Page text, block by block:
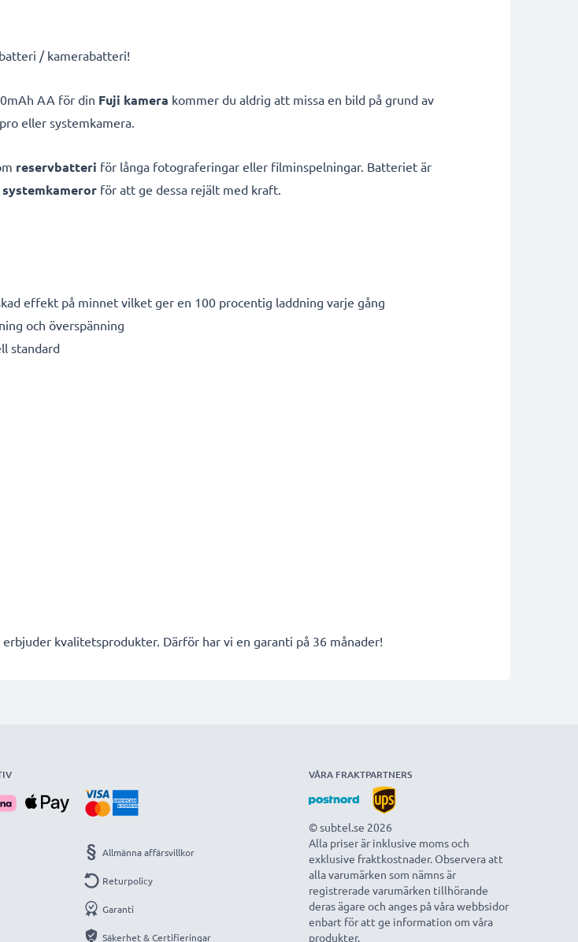
/ kamerabatteri!
AA för din Fuji kamera kommer du aldrig att missa en bild på grund av
eller systemkamera.
reservbatteri för långa fotograferingar eller filminspelningar. Batteriet är
för att ge dessa rejält med kraft.
effekt på minnet vilket ger en 100 procentig laddning varje gång
och överspänning
standard
kvalitetsprodukter. Därför har vi en garanti på 36 månader!
Allmänna affärsvillkor
Returpolicy
Garanti
Säkerhet & Certifieringar
VÅRA FRAKTPARTNERS
© subtel.se 2026
Alla priser är inklusive moms och
exklusive fraktkostnader. Observera att
alla varumärken som nämns är
registrerade varumärken tillhörande
deras ägare och anges på våra webbsidor
enbart för att ge information om våra
produkter.